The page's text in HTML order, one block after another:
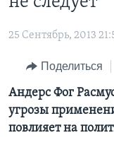
основной
навигации
Перейти
поиск
ИТОГИ
ПОЧЕМУ ЭТО
ДИСКУССИЯ VOA
ДЕТАЛИ
НАША
А КАК В АМЕРИКЕ?
АРТЕФАКТЫ
АМЕРИКАНСКИЕ
ИНТЕРВЬЮ
ФАКТЫ ПРОТИВ
ЗА СВОБОДУ
УЧИМ
25 Сентябрь, 2013
Поделиться
Андерс Фог
угрозы
повлияет на